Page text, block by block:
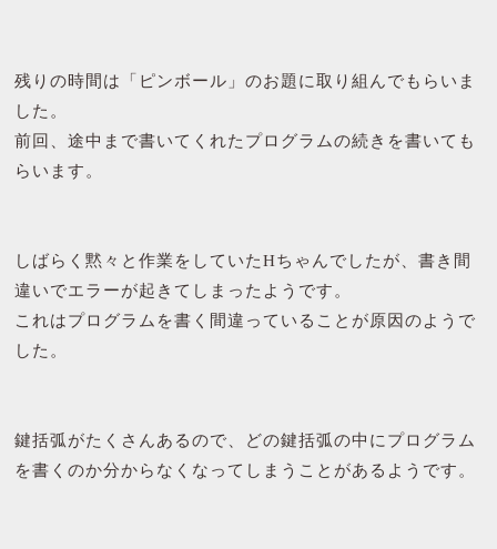
残りの時間は「ピンボール」のお題に取り組んでもらいま
した。
前回、途中まで書いてくれたプログラムの続きを書いても
らいます。
しばらく黙々と作業をしていたHちゃんでしたが、書き間
違いでエラーが起きてしまったようです。
これはプログラムを書く間違っていることが原因のようで
した。
鍵括弧がたくさんあるので、どの鍵括弧の中にプログラム
を書くのか分からなくなってしまうことがあるようです。